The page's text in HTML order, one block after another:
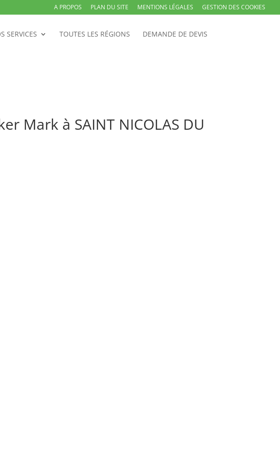
A PROPOS PLAN DU SITE MENTIONS LÉGALES GESTION DES COOKIES
SERVICES TOUTES LES RÉGIONS DEMANDE DE DEVIS
Mark à SAINT NICOLAS DU